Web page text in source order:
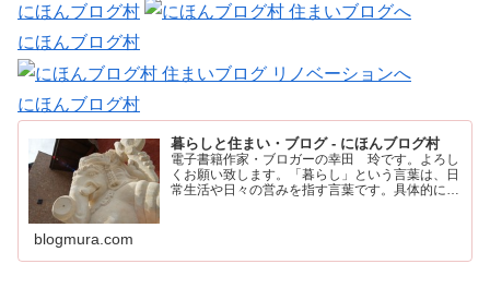
にほんブログ村
にほんブログ村
にほんブログ村
暮らしと住まい・ブログ - にほんブログ村
電子書籍作家・ブロガーの幸田 玲です。よろし
くお願い致します。「暮らし」という言葉は、日
常生活や日々の営みを指す言葉です。具体的に
blogmura.com